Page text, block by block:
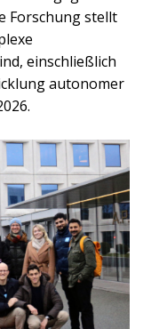
Forschung stellt
einschließlich
autonomer